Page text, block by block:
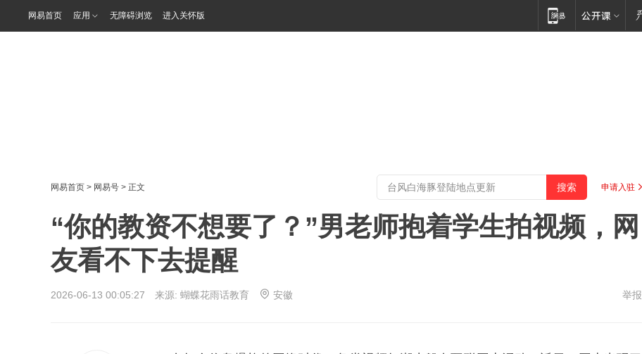
网易首页 应用 无障碍浏览 进入关怀版
网易首页 > 网易号 > 正文 申请入驻
“你的教资不想要了？”男老师抱着学生拍视频，网
友看不下去提醒
2026-06-13 00:05:27 来源: 蝴蝶花雨话教育 安徽 举报